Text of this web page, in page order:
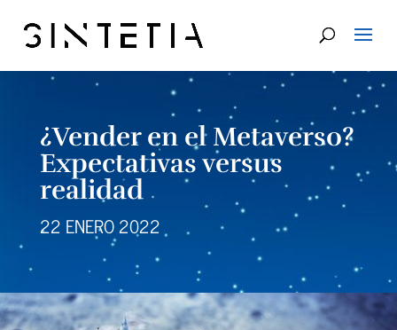
¿Vender en el Metaverso?
Expectativas versus
realidad
22 ENERO 2022